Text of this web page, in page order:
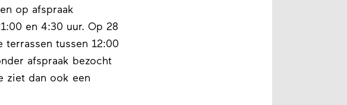
op afspraak
en 4:30 uur. Op 28
terrassen tussen 12:00
afspraak bezocht
ziet dan ook een